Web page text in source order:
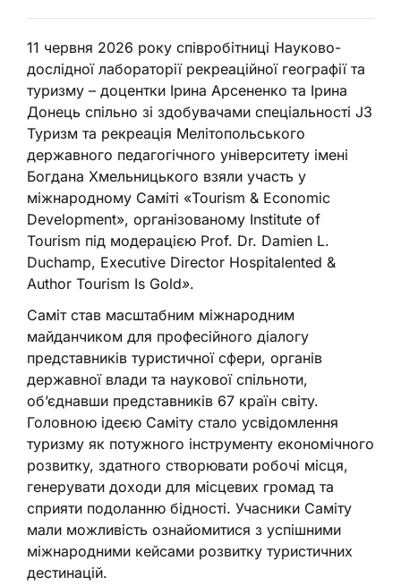
11 червня 2026 року співробітниці Науково-
дослідної лабораторії рекреаційної географії та
туризму – доцентки Ірина Арсененко та Ірина
Донець спільно зі здобувачами спеціальності J3
Туризм та рекреація Мелітопольського
державного педагогічного університету імені
Богдана Хмельницького взяли участь у
міжнародному Саміті «Tourism & Economic
Development», організованому Institute of
Tourism під модерацією Prof. Dr. Damien L.
Duchamp, Executive Director Hospitalented &
Author Tourism Is Gold».
Саміт став масштабним міжнародним
майданчиком для професійного діалогу
представників туристичної сфери, органів
державної влади та наукової спільноти,
об’єднавши представників 67 країн світу.
Головною ідеєю Саміту стало усвідомлення
туризму як потужного інструменту економічного
розвитку, здатного створювати робочі місця,
генерувати доходи для місцевих громад та
сприяти подоланню бідності. Учасники Саміту
мали можливість ознайомитися з успішними
міжнародними кейсами розвитку туристичних
дестинацій.